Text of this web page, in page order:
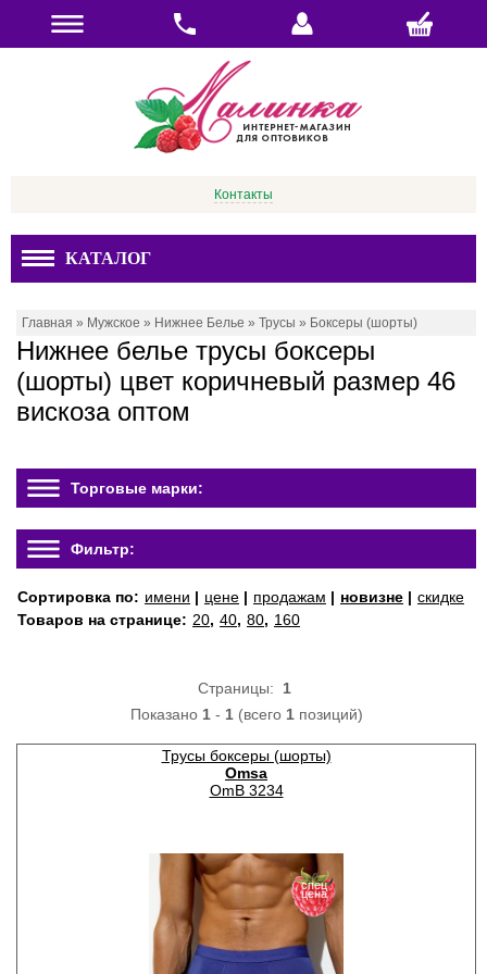
Контакты
КАТАЛОГ
Главная » Мужское » Нижнее Белье » Трусы » Боксеры (шорты)
Нижнее белье трусы боксеры
(шорты) цвет коричневый размер 46
вискоза оптом
Торговые марки:
Фильтр:
Сортировка по: имени | цене | продажам | новизне | скидке
Товаров на странице: 20, 40, 80, 160
Страницы: 1
Показано 1- 1(всего 1позиций)
Трусы боксеры (шорты)
Omsa
OmB 3234
спец
цена